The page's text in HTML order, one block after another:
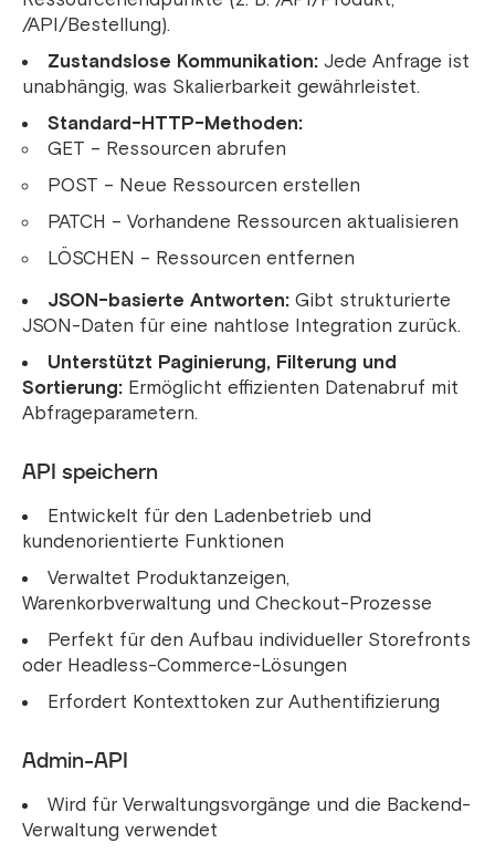
/API/Bestellung).
Zustandslose Kommunikation: Jede Anfrage ist
unabhängig, was Skalierbarkeit gewährleistet.
Standard-HTTP-Methoden:
GET – Ressourcen abrufen
POST – Neue Ressourcen erstellen
PATCH – Vorhandene Ressourcen aktualisieren
LÖSCHEN – Ressourcen entfernen
JSON-basierte Antworten: Gibt strukturierte
JSON-Daten für eine nahtlose Integration zurück.
Unterstützt Paginierung, Filterung und
Sortierung: Ermöglicht effizienten Datenabruf mit
Abfrageparametern.
API speichern
Entwickelt für den Ladenbetrieb und
kundenorientierte Funktionen
Verwaltet Produktanzeigen,
Warenkorbverwaltung und Checkout-Prozesse
Perfekt für den Aufbau individueller Storefronts
oder Headless-Commerce-Lösungen
Erfordert Kontexttoken zur Authentifizierung
Admin-API
Wird für Verwaltungsvorgänge und die Backend-
Verwaltung verwendet